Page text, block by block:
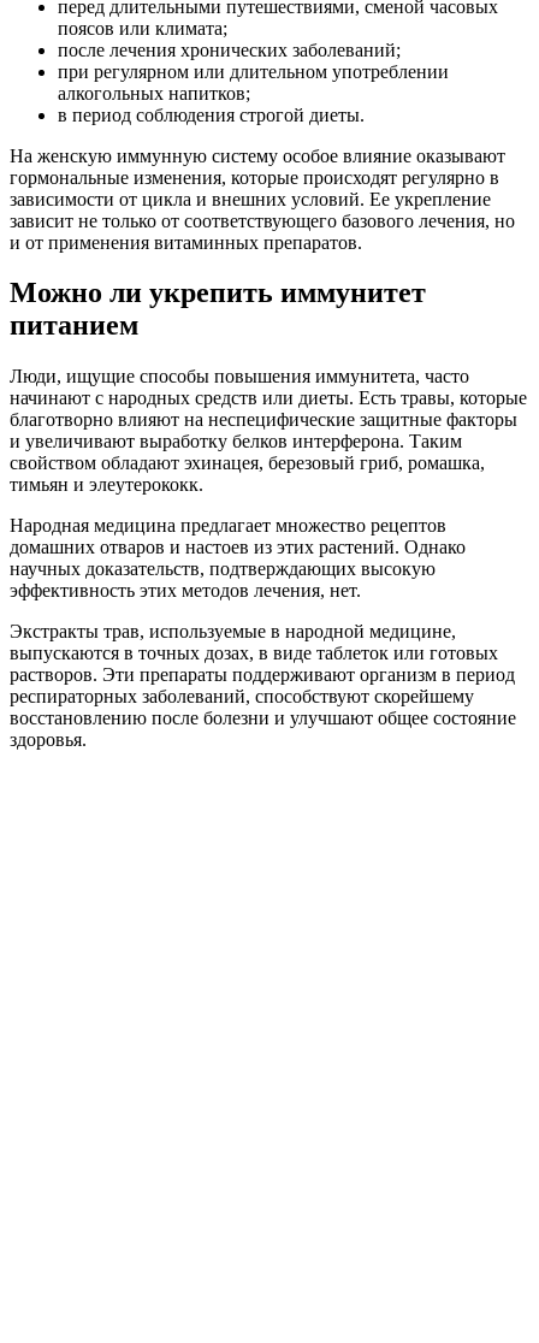
перед длительными путешествиями, сменой часовых
поясов или климата;
после лечения хронических заболеваний;
при регулярном или длительном употреблении
алкогольных напитков;
в период соблюдения строгой диеты.
На женскую иммунную систему особое влияние оказывают
гормональные изменения, которые происходят регулярно в
зависимости от цикла и внешних условий. Ее укрепление
зависит не только от соответствующего базового лечения, но
и от применения витаминных препаратов.
Можно ли укрепить иммунитет
питанием
Люди, ищущие способы повышения иммунитета, часто
начинают с народных средств или диеты. Есть травы, которые
благотворно влияют на неспецифические защитные факторы
и увеличивают выработку белков интерферона. Таким
свойством обладают эхинацея, березовый гриб, ромашка,
тимьян и элеутерококк.
Народная медицина предлагает множество рецептов
домашних отваров и настоев из этих растений. Однако
научных доказательств, подтверждающих высокую
эффективность этих методов лечения, нет.
Экстракты трав, используемые в народной медицине,
выпускаются в точных дозах, в виде таблеток или готовых
растворов. Эти препараты поддерживают организм в период
респираторных заболеваний, способствуют скорейшему
восстановлению после болезни и улучшают общее состояние
здоровья.